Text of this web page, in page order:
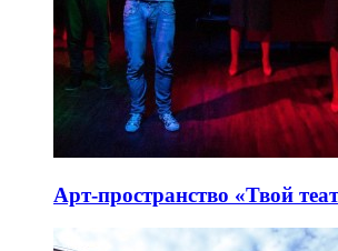
Арт-пространство «Твой